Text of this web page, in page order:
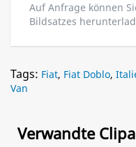
Auf Anfrage können
Bildsatzes
Tags: Fiat, Fiat Doblo,
Van
Verwandte